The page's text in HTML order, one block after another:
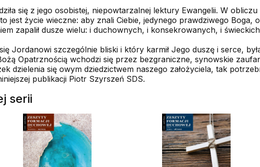
się z jego osobistej, niepowtarzalnej lektury Ewangelii. W
jest życie wieczne: aby znali Ciebie, jedynego prawdziwego Boga,
zapalił dusze wielu: i duchownych, i konsekrowanych, i
Jordanowi szczególnie bliski i który karmił Jego duszę i serce,
Opatrznością wchodzi się przez bezgraniczne, synowskie
dzielenia się owym dziedzictwem naszego założyciela, tak
publikacji Piotr Szyrszeń SDS.
serii